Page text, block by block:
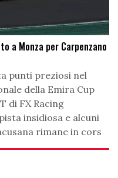
a Monza per Carpenzano
punti preziosi nel
della Emira Cup
di FX Racing
insidiosa e alcuni
rimane in cors